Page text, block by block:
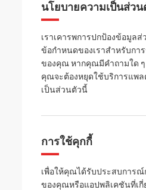
นโยบายความเป็นส่วน
เราเคารพการปกป้องข้อมู
ข้อกำหนดของเราสำหรับกา
ของคุณ หากคุณมีคำถามใด
คุณจะต้องหยุดใช้บริการแพ
เป็นส่วนตัวนี้
การใช้คุกกี้
เพื่อให้คุณได้รับประสบการณ์
ของคุณหรือแอปพลิเคชันที่เกี่